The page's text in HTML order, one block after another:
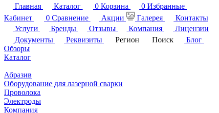
Главная
Каталог 0 Корзина 0 Избранные
Кабинет
0 Сравнение Акции Галерея
Контакты
Услуги
Бренды Отзывы Компания
Лицензии
Документы
Реквизиты Регион Поиск
Блог
Обзоры
Каталог
Абразив
Оборудование для лазерной сварки
Проволока
Электроды
Компания